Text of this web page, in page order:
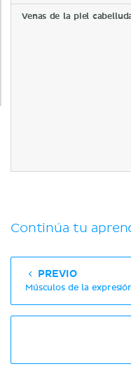
Venas de la piel
Continúa tu
PREVIO
Músculos de la